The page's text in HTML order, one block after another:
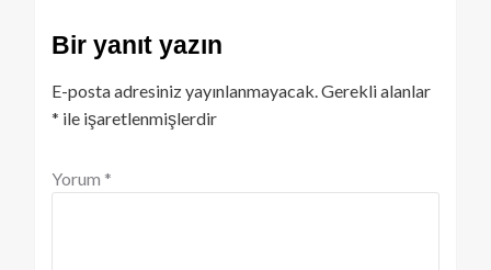
Bir yanıt yazın
E-posta adresiniz yayınlanmayacak.Gerekli alanlar
* ile işaretlenmişlerdir
Yorum *